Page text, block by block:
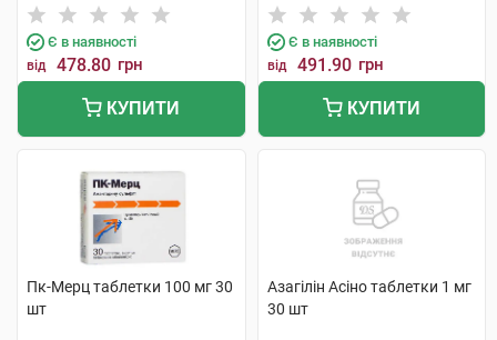
Є в наявності
від 478.80 грн
КУПИТИ
компанія
Є в наявності
від 491.90 грн
КУПИТИ
Пк-Мерц таблетки 100 мг 30
шт
Азагілін Асіно таблетки 1 мг
30 шт